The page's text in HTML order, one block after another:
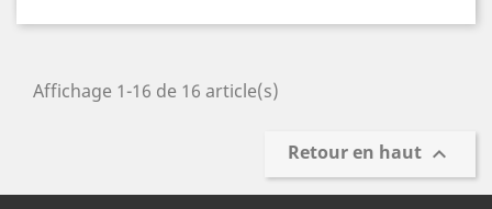
Affichage 1-16 de 16 article(s)
Retour en haut 